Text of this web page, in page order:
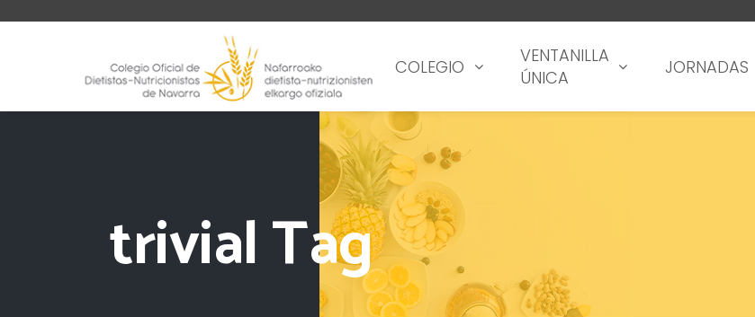
COLEGIO
VENTANILLA
ÚNICA
JORNADAS
trivial Tag